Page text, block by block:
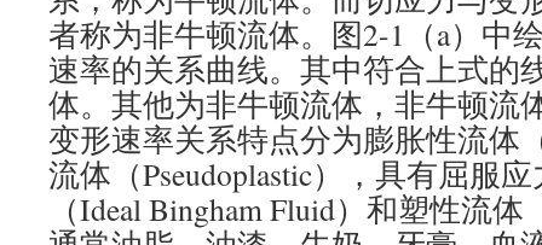
者称为非牛顿流体。图2-1（a）中
速率的关系曲线。其中符合上式的
体。其他为非牛顿流体，非牛顿流
变形速率关系特点分为膨胀性流体
流体（Pseudoplastic），具有屈服
（Ideal Bingham Fluid）和塑性流